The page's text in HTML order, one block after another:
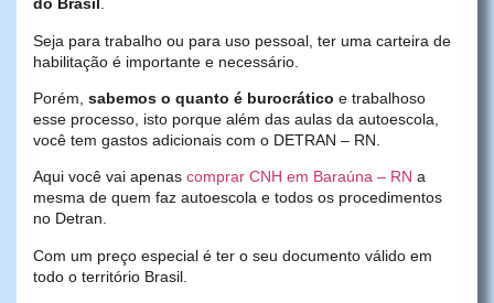
do Brasil.
Seja para trabalho ou para uso pessoal, ter uma carteira de
habilitação é importante e necessário.
Porém, sabemos o quanto é burocrático e trabalhoso
esse processo, isto porque além das aulas da autoescola,
você tem gastos adicionais com o DETRAN – RN.
Aqui você vai apenas comprar CNH em Baraúna – RN a
mesma de quem faz autoescola e todos os procedimentos
no Detran.
Com um preço especial é ter o seu documento válido em
todo o território Brasil.